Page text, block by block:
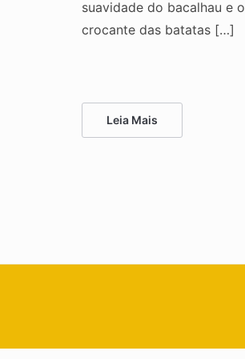
suavidade do bacalhau e o
crocante das batatas […]
Leia Mais